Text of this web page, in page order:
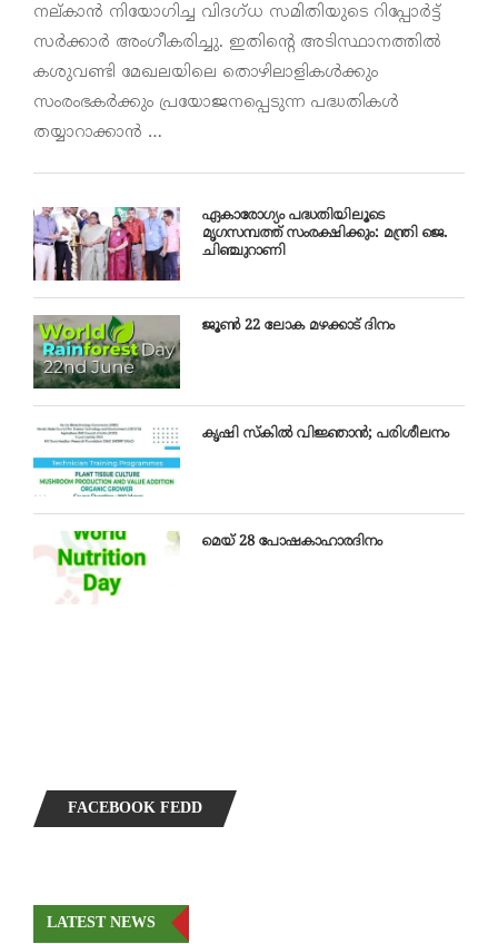
നല്കാൻ നിയോഗിച്ച വിദഗ്ധ സമിതിയുടെ റിപ്പോർട്ട്
സർക്കാർ അംഗീകരിച്ചു. ഇതിന്റെ അടിസ്ഥാനത്തിൽ
കശുവണ്ടി മേഖലയിലെ തൊഴിലാളികൾക്കും
സംരംഭകർക്കും പ്രയോജനപ്പെടുന്ന പദ്ധതികൾ
തയ്യാറാക്കാൻ …
ഏകാരോഗ്യം പദ്ധതിയിലൂടെ
മൃഗസമ്പത്ത് സംരക്ഷിക്കും: മന്ത്രി ജെ.
ചിഞ്ചുറാണി
ജൂൺ 22 ലോക മഴക്കാട്‌ ദിനം
കൃഷി സ്‌കില്‍ വിജ്ഞാന്‍; പരിശീലനം
മെയ്‌ 28 പോഷകാഹാരദിനം
FACEBOOK FEDD
LATEST NEWS